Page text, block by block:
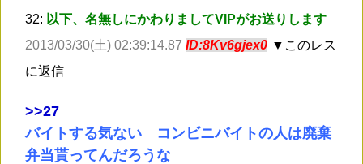
32: 以下、名無しにかわりましてVIPがお送りします
2013/03/30(土) 02:39:14.87 ID:8Kv6gjex0 ▼このレス
に返信
>>27
バイトする気ない コンビニバイトの人は廃棄
弁当貰ってんだろうな